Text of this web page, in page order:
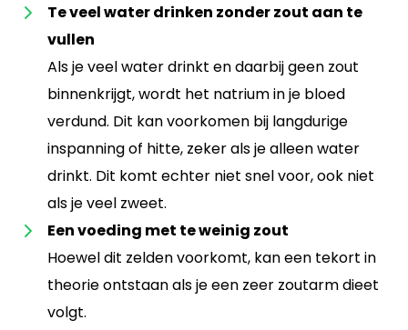
Te veel water drinken zonder zout aan te
vullen
Als je veel water drinkt en daarbij geen zout
binnenkrijgt, wordt het natrium in je bloed
verdund. Dit kan voorkomen bij langdurige
inspanning of hitte, zeker als je alleen water
drinkt. Dit komt echter niet snel voor, ook niet
als je veel zweet.
Een voeding met te weinig zout
Hoewel dit zelden voorkomt, kan een tekort in
theorie ontstaan als je een zeer zoutarm dieet
volgt.